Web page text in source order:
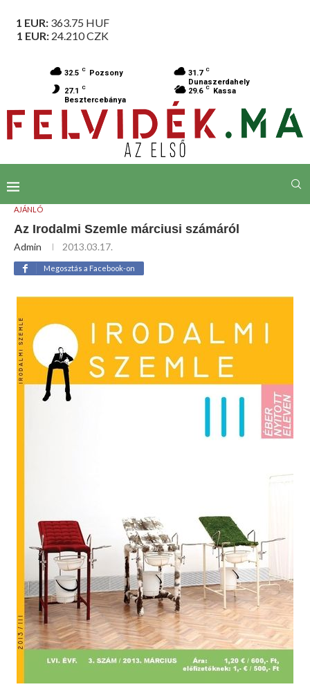
1 EUR: 363.75 HUF
1 EUR: 24.210CZK
32.5 C Pozsony 31.7 C
Dunaszerdahely
27.1 C
Besztercebánya
29.6 C Kassa
AJÁNLÓ
Az Irodalmi Szemle márciusi számáról
Admin 2013.03.17.
Megosztás a Facebook-on